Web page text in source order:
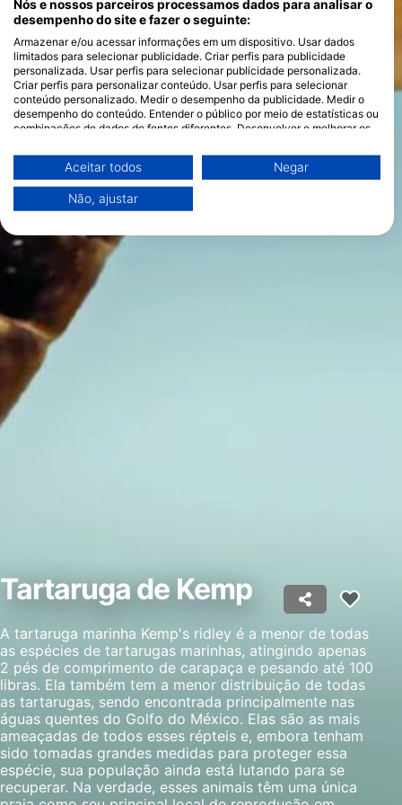
Tartaruga de Kemp
A tartaruga marinha Kemp's ridley é a menor de todas
as espécies de tartarugas marinhas, atingindo apenas
2 pés de comprimento de carapaça e pesando até 100
libras. Ela também tem a menor distribuição de todas
as tartarugas, sendo encontrada principalmente nas
águas quentes do Golfo do México. Elas são as mais
ameaçadas de todos esses répteis e, embora tenham
sido tomadas grandes medidas para proteger essa
espécie, sua população ainda está lutando para se
recuperar. Na verdade, esses animais têm uma única
Nós e nossos parceiros processamos dados para analisar o
desempenho do site e fazer o seguinte:
Armazenar e/ou acessar informações em um dispositivo. Usar dados
limitados para selecionar publicidade. Criar perfis para publicidade
personalizada. Usar perfis para selecionar publicidade personalizada.
Criar perfis para personalizar conteúdo. Usar perfis para selecionar
conteúdo personalizado. Medir o desempenho da publicidade. Medir o
desempenho do conteúdo. Entender o público por meio de estatísticas ou
combinações de dados de fontes diferentes. Desenvolver e melhorar os
Você pode encontrar mais informações sobre o uso de dados pelo Google
aqui: https://business.safety.google/privacy/
Os dados podem ser partilhados fora da União Europeia e enviados para
este site/aplicativo.
Ver lista de parceiros (1 fornecedores IAB)
Utilizamos os seus dados para as seguintes finalidades:
Finalidades de processamento do IAB:
Armazenar e/ou acessar informações em um
dispositivo
Usar dados limitados para selecionar
personalizado
Medir o desempenho do conteúdo
Entender o público por meio de estatísticas
ou combinações de dados de fontes
diferentes.
Desenvolver e melhorar os serviços
Usar dados limitados para selecionar
Aceitar todos Negar
Não, ajustar